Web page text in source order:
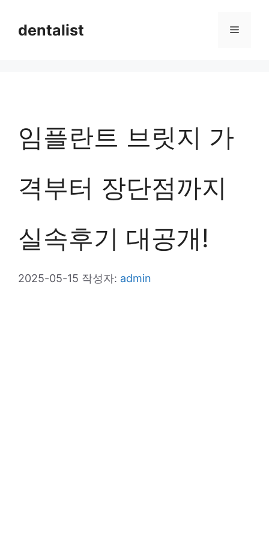
dentalist 메
임플란트 브릿지 가
격부터 장단점까지
실속후기 대공개!
2025-05-15 작성자: admin